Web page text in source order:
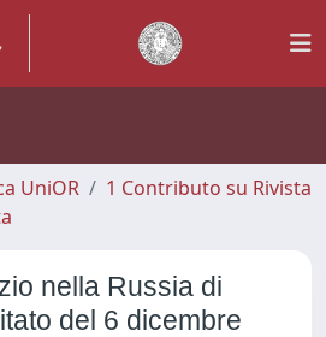
UniOR
1 Contributo su Rivista
nella Russia di
del 6 dicembre